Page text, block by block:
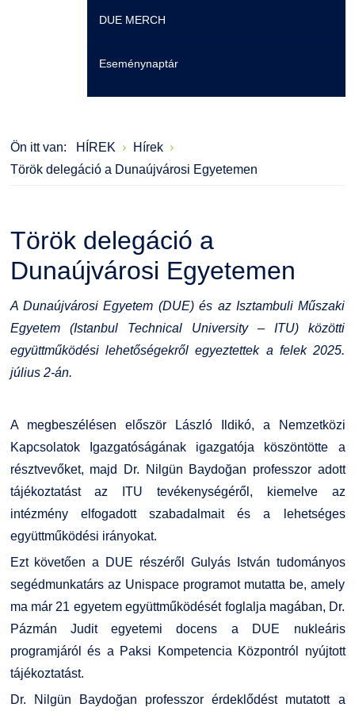
Moodle
Átjelentkezőknek
Karrier
EHÖK
Hallgatókra érvényes szabályzatok
Ösztöndíjak
Szolgáltatások
Fordítási Szolgáltatások
GY.I.K.
DUE Hallgatói laptop használati segédlet
Kerpely Antal Szakkollégium KASZK
Könyvtár
Szakmentori rendszer
Felnőttképzés
HASIT
Neptun
Moodle
Kapcsolat
TDK/Tehetségnap
Online Studium
Képzési Életpályamodell
Atomerőművi Képzési Bázis
Családbarát Szolgáltató
Dokumentumok
Érdekvédelmi testületek
Szervezeti felépítés
Szabályzatok
Díjak, elismerések
Telefonkönyv
Minőségirányítás
Intézményi és Tanulmányi Tájékoztató
DUE MERCH
Eseménynaptár
Ön itt van: HÍREK
Hírek
Török delegáció a Dunaújvárosi Egyetemen
Török delegáció a
Dunaújvárosi Egyetemen
A Dunaújvárosi Egyetem (DUE) és az Isztambuli Műszaki
Egyetem (Istanbul Technical University – ITU) közötti
együttműködési lehetőségekről egyeztettek a felek 2025.
július 2-án.
A megbeszélésen először László Ildikó, a Nemzetközi
Kapcsolatok Igazgatóságának igazgatója köszöntötte a
résztvevőket, majd Dr. Nilgün Baydoğan professzor adott
tájékoztatást az ITU tevékenységéről, kiemelve az
intézmény elfogadott szabadalmait és a lehetséges
együttműködési irányokat.
Ezt követően a DUE részéről Gulyás István tudományos
segédmunkatárs az Unispace programot mutatta be, amely
ma már 21 egyetem együttműködését foglalja magában, Dr.
Pázmán Judit egyetemi docens a DUE nukleáris
programjáról és a Paksi Kompetencia Központról nyújtott
tájékoztatást.
Dr. Nilgün Baydoğan professzor érdeklődést mutatott a